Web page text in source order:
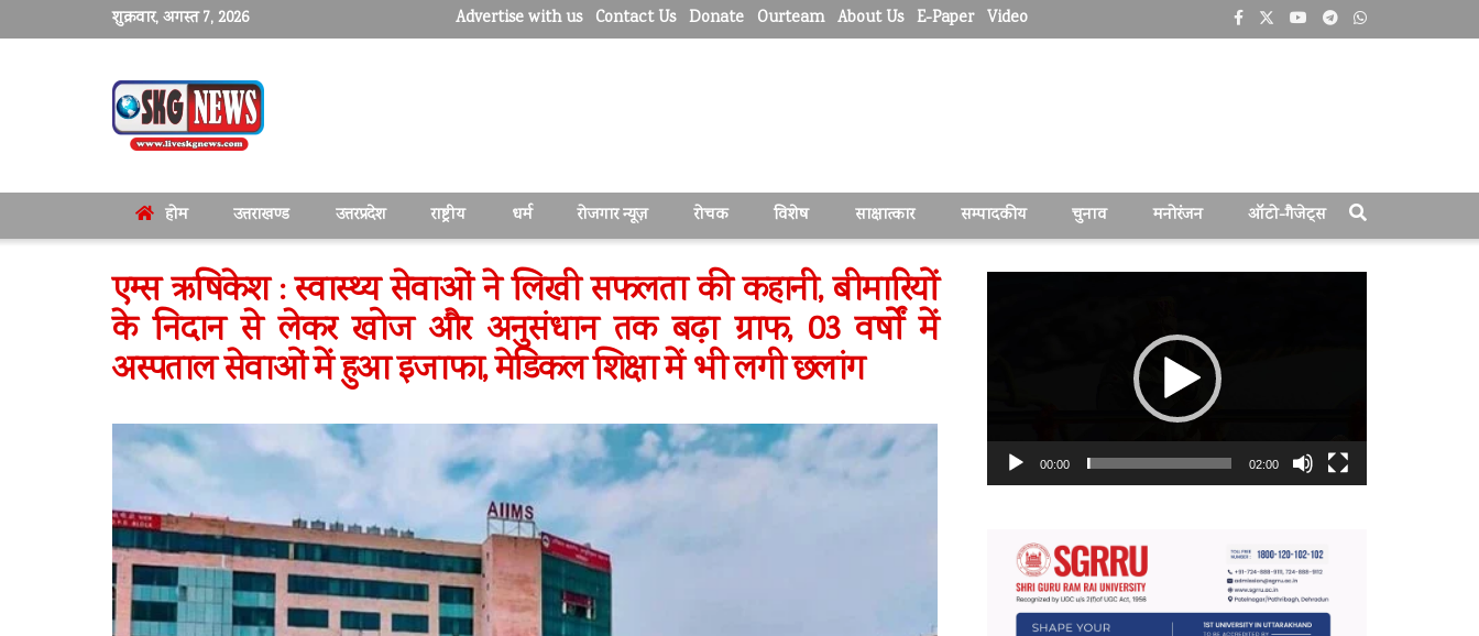
शुक्रवार, अगस्त 7, 2026 Advertise with us Contact Us Donate Ourteam About Us E-Paper Video
होम उत्तराखण्ड उत्तरप्रदेश राष्ट्रीय धर्म रोजगार न्यूज़ रोचक विशेष साक्षात्कार सम्पादकीय चुनाव मनोरंजन ऑटो-गैजेट्स
एम्स ऋषिकेश : स्वास्थ्य सेवाओं ने लिखी सफलता की कहानी, बीमारियों
के निदान से लेकर खोज और अनुसंधान तक बढ़ा ग्राफ, 03 वर्षों में
अस्पताल सेवाओं में हुआ इजाफा, मेडिकल शिक्षा में भी लगी छलांग
00:00 02:00